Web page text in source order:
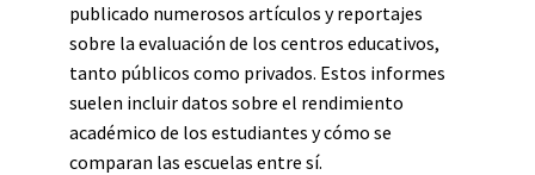
publicado numerosos artículos y reportajes
sobre la evaluación de los centros educativos,
tanto públicos como privados. Estos informes
suelen incluir datos sobre el rendimiento
académico de los estudiantes y cómo se
comparan las escuelas entre sí.